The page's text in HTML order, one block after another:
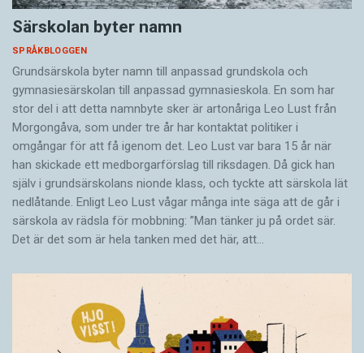
Särskolan byter namn
SPRÅKBLOGGEN
Grundsärskola byter namn till anpassad grundskola och
gymnasiesärskolan till anpassad gymnasieskola. En som har
stor del i att detta namnbyte sker är artonåriga Leo Lust från
Morgongåva, som under tre år har kontaktat politiker i
omgångar för att få igenom det. Leo Lust var bara 15 år när
han skickade ett medborgarförslag till riksdagen. Då gick han
själv i grundsärskolans nionde klass, och tyckte att särskola lät
nedlåtande. Enligt Leo Lust vågar många inte säga att de går i
särskola av rädsla för mobbning: ”Man tänker ju på ordet sär.
Det är det som är hela tanken med det här, att…